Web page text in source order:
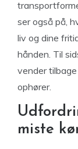
ser også på,
liv og dine
hånden. Til
vender
ophører.
miste